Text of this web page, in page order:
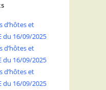
d’hôtes et
du 16/09/2025
d’hôtes et
du 16/09/2025
d’hôtes et
du 16/09/2025